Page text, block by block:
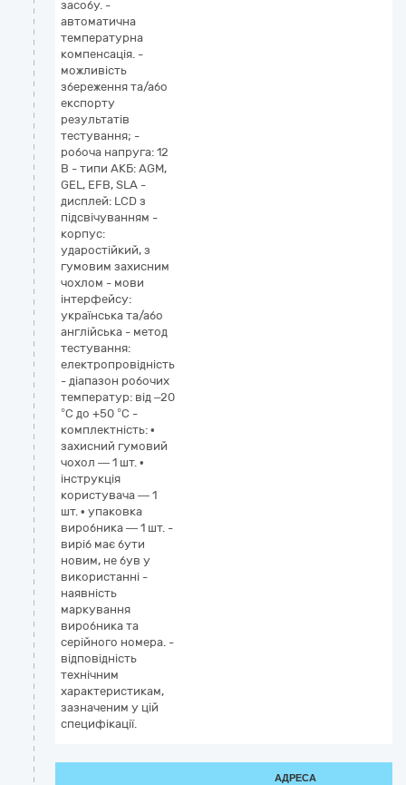
засобу. -
автоматична
температурна
компенсація. -
можливість
збереження та/або
експорту
результатів
тестування; -
робоча напруга: 12
В - типи АКБ: AGM,
GEL, EFB, SLA -
дисплей: LCD з
підсвічуванням -
корпус:
ударостійкий, з
гумовим захисним
чохлом - мови
інтерфейсу:
українська та/або
англійська - метод
тестування:
електропровідність
- діапазон робочих
температур: від –20
°C до +50 °C -
комплектність: •
захисний гумовий
чохол — 1 шт. •
інструкція
користувача — 1
шт. • упаковка
виробника — 1 шт. -
виріб має бути
новим, не був у
використанні -
наявність
маркування
виробника та
серійного номера. -
відповідність
технічним
характеристикам,
зазначеним у цій
специфікації.
АДРЕСА